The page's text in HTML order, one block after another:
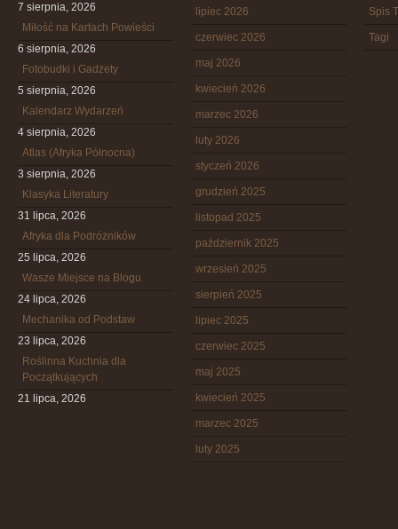
7 sierpnia, 2026
Miłość na Kartach Powieści
6 sierpnia, 2026
Fotobudki i Gadżety
5 sierpnia, 2026
Kalendarz Wydarzeń
4 sierpnia, 2026
Atlas (Afryka Północna)
3 sierpnia, 2026
Klasyka Literatury
31 lipca, 2026
Afryka dla Podróżników
25 lipca, 2026
Wasze Miejsce na Blogu
24 lipca, 2026
Mechanika od Podstaw
23 lipca, 2026
Roślinna Kuchnia dla
Początkujących
21 lipca, 2026
lipiec 2026
czerwiec 2026
maj 2026
kwiecień 2026
marzec 2026
luty 2026
styczeń 2026
grudzień 2025
listopad 2025
październik 2025
wrzesień 2025
sierpień 2025
lipiec 2025
czerwiec 2025
maj 2025
kwiecień 2025
marzec 2025
luty 2025
Spis
Tagi